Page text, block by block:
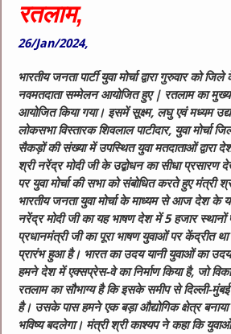
रतलाम,
26/Jan/2024,
भारतीय जनता पार्टी युवा मोर्चा द्वारा गुरुवार को
नवमतदाता सम्मेलन आयोजित हुए | रतलाम का
आयोजित किया गया। इसमें सूक्ष्म, लघु एवं मध्यम
लोकसभा विस्तारक शिवलाल पाटीदार, युवा मोर्चा
सैकड़ों की संख्या में उपस्थित युवा मतदाताओं द्वारा
श्री नरेंद्र मोदी जी के उद्बोधन का सीधा प्रसारण
पर युवा मोर्चा की सभा को संबोधित करते हुए मंत्री
भारतीय जनता युवा मोर्चा के माध्यम से आज देश के
नरेंद्र मोदी जी का यह भाषण देश में 5 हजार स्थानों
प्रधानमंत्री जी का पूरा भाषण युवाओं पर केंद्रीत
प्रारंभ हुआ है। भारत का उदय यानी युवाओं का
हमने देश में एक्सप्रेस-वे का निर्माण किया है, जो
रतलाम का सौभाग्य है कि इसके समीप से दिल्ली-
है। उसके पास हमने एक बड़ा औद्योगिक क्षेत्र
भविष्य बदलेगा। मंत्री श्री काश्यप ने कहा कि